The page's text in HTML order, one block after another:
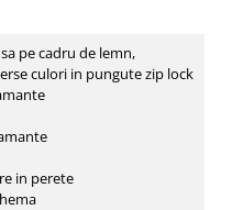
cm
pe cadru de lemn,
culori in pungute zip lock
in perete